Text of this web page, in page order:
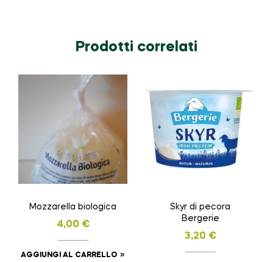
Prodotti correlati
Mozzarella biologica
4,00 €
AGGIUNGI AL CARRELLO
Skyr di pecora
Bergerie
3,20 €